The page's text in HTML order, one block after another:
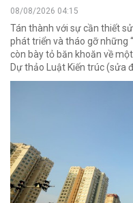
08/08/2026 04:15
Tán thành với sự cần thiết
phát triển và tháo gỡ những
còn bày tỏ băn khoăn về
Dự thảo Luật Kiến trúc (sửa